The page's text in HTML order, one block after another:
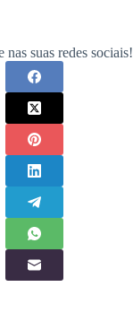
nas suas redes sociais!